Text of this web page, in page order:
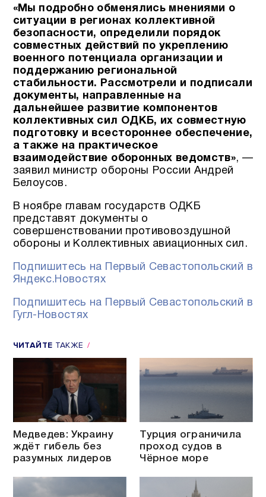
«Мы подробно обменялись мнениями о
ситуации в регионах коллективной
безопасности, определили порядок
совместных действий по укреплению
военного потенциала организации и
поддержанию региональной
стабильности. Рассмотрели и подписали
документы, направленные на
дальнейшее развитие компонентов
коллективных сил ОДКБ, их совместную
подготовку и всестороннее обеспечение,
а также на практическое
взаимодействие оборонных ведомств», —
заявил министр обороны России Андрей
Белоусов.
В ноябре главам государств ОДКБ
представят документы о
совершенствовании противовоздушной
обороны и Коллективных авиационных сил.
Подпишитесь на Первый Севастопольский в
Яндекс.Новостях
Подпишитесь на Первый Севастопольский в
Гугл-Новостях
ЧИТАЙТЕ ТАКЖЕ
Медведев: Украину
ждёт гибель без
разумных лидеров
Турция ограничила
проход судов в
Чёрное море